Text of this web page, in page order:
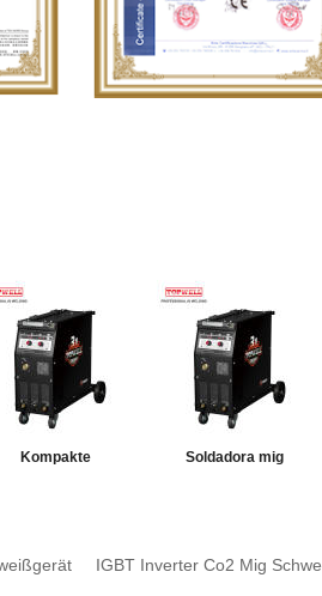
Kompakte
250SYN
Soldadora mig
IGBT Inverter Co2 Mig